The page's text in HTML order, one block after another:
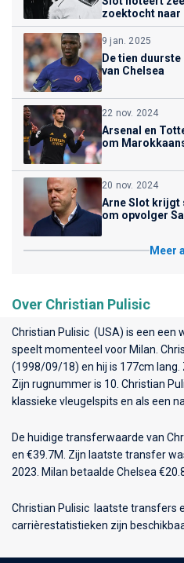
zoektocht naar
9 jan. 2025
De tien
van Chelsea
22 nov. 2024
Arsenal en
om
20 nov. 2024
Arne Slot krijgt
om opvolger
Meer
Over Christian Pulisic
Christian Pulisic (USA) is een een
speelt momenteel voor Milan .
(1998/09/18) en hij is 177cm lang.
Zijn rugnummer is 10. Christian
klassieke vleugelspits en als een
De huidige transferwaarde van
en €39.7M. Zijn laatste transfer
2023. Milan betaalde Chelsea
Christian Pulisic laatste transfers
carrièrestatistieken zijn